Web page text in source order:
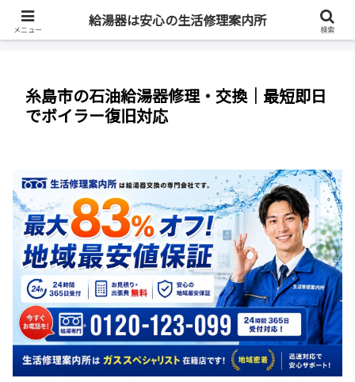
最短即日・全国対応・最大83%OFF
糸島市の石油給湯器修理・交換｜最短即日
でボイラー復旧対応
メニュー
給湯器は安心の生活修理案内所
検索